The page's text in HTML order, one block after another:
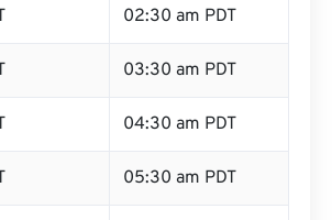
02:30 am PDT
03:30 am PDT
04:30 am PDT
05:30 am PDT